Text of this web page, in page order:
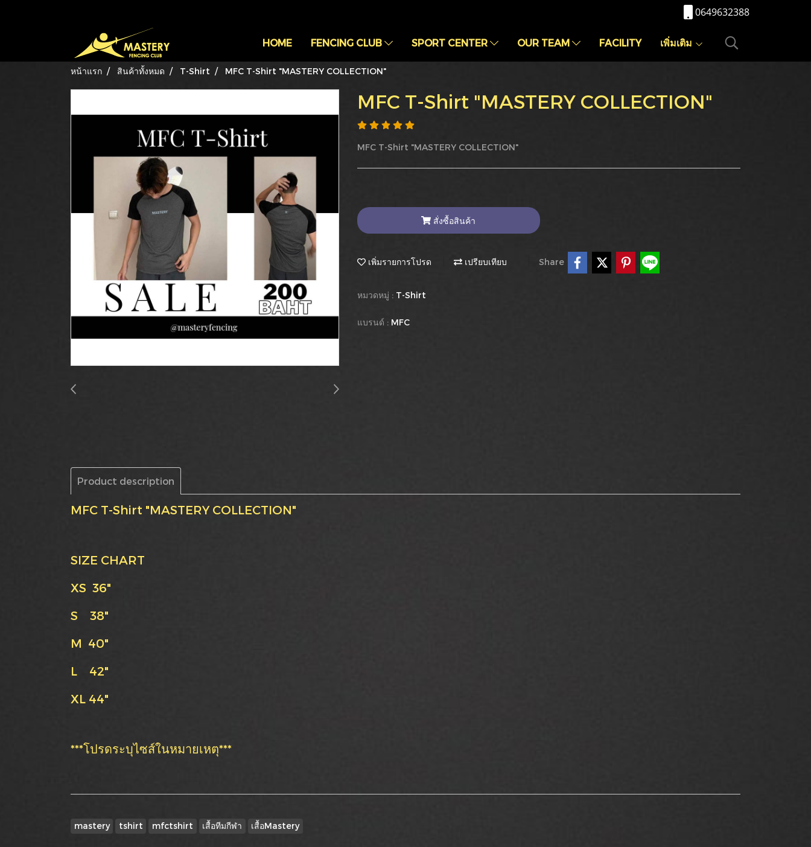
0649632388
HOME FENCING CLUB SPORT CENTER OUR TEAM FACILITY เพิ่มเติม
หน้าแรก สินค้าทั้งหมด T-Shirt MFC T-Shirt "MASTERY COLLECTION"
MFC T-Shirt "MASTERY COLLECTION"
MFC T-Shirt "MASTERY COLLECTION"
สั่งซื้อสินค้า
เพิ่มรายการโปรด เปรียบเทียบ Share
หมวดหมู่ : T-Shirt
แบรนด์ : MFC
Product description
MFC T-Shirt "MASTERY COLLECTION"
SIZE CHART
XS 36"
S 38"
M 40"
L 42"
XL 44"
***โปรดระบุไซส์ในหมายเหตุ***
mastery tshirt mfctshirt เสื้อทีมกีฬา เสื้อMastery